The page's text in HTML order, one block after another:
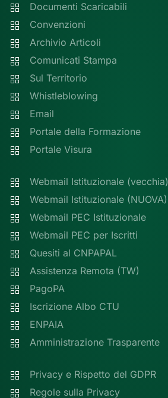
Documenti Scaricabili
Convenzioni
Archivio Articoli
Comunicati Stampa
Sul Territorio
Whistleblowing
Email
Portale della Formazione
Portale Visura
Webmail Istituzionale (vecchia)
Webmail Istituzionale (NUOVA)
Webmail PEC Istituzionale
Webmail PEC per Iscritti
Quesiti al CNPAPAL
Assistenza Remota (TW)
PagoPA
Iscrizione Albo CTU
ENPAIA
Amministrazione Trasparente
Privacy e Rispetto del GDPR
Regole sulla Privacy